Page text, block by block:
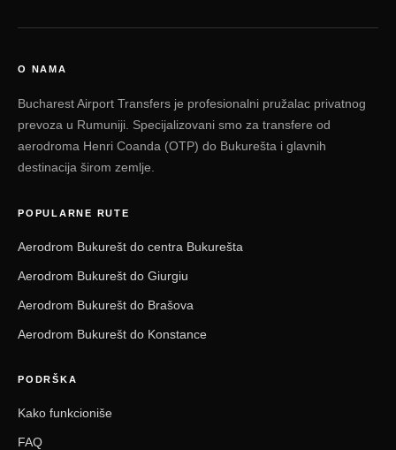
O NAMA
Bucharest Airport Transfers je profesionalni pružalac privatnog
prevoza u Rumuniji. Specijalizovani smo za transfere od
aerodroma Henri Coanda (OTP) do Bukurešta i glavnih
destinacija širom zemlje.
POPULARNE RUTE
Aerodrom Bukurešt do centra Bukurešta
Aerodrom Bukurešt do Giurgiu
Aerodrom Bukurešt do Brašova
Aerodrom Bukurešt do Konstance
PODRŠKA
Kako funkcioniše
FAQ